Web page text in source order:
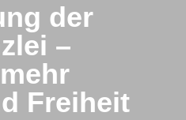
der
–
Freiheit